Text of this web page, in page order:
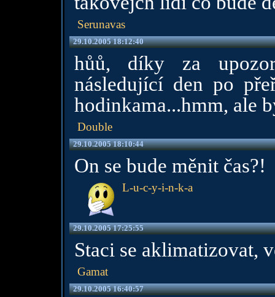
Serunavas
29.10.2005 18:12:40
hůů, díky za
následující den po
hodinkama...hmm, ale
Double
29.10.2005 18:10:44
On se bude měnit čas?!
L-u-c-y-i-n-k-a
29.10.2005 17:25:55
Staci se aklimatizovat,
Gamat
29.10.2005 16:40:57